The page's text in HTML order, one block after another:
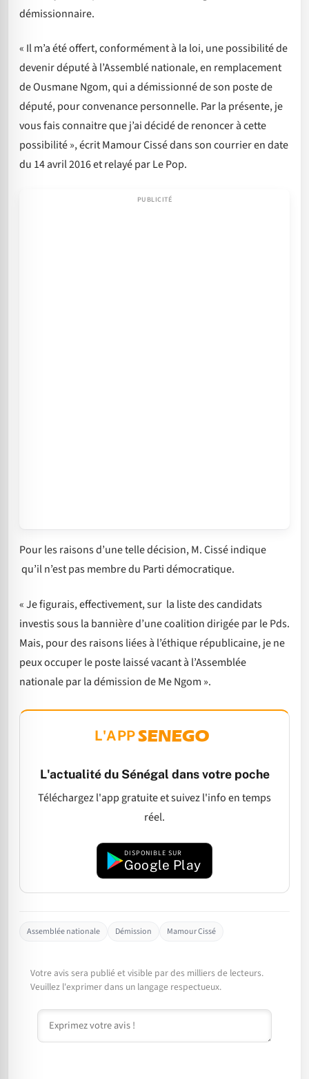
démissionnaire.
« Il m’a été offert, conformément à la loi, une possibilité de
devenir député à l’Assemblé nationale, en remplacement
de Ousmane Ngom, qui a démissionné de son poste de
député, pour convenance personnelle. Par la présente, je
vous fais connaitre que j’ai décidé de renoncer à cette
possibilité », écrit Mamour Cissé dans son courrier en date
du 14 avril 2016 et relayé par Le Pop.
Pour les raisons d’une telle décision, M. Cissé indique
qu’il n’est pas membre du Parti démocratique.
« Je figurais, effectivement, sur la liste des candidats
investis sous la bannière d’une coalition dirigée par le Pds.
Mais, pour des raisons liées à l’éthique républicaine, je ne
peux occuper le poste laissé vacant à l’Assemblée
nationale par la démission de Me Ngom ».
L'APP
L'actualité du Sénégal dans votre poche
Téléchargez l'app gratuite et suivez l'info en temps
réel.
DISPONIBLE SUR
Google Play
Assemblée nationale Démission Mamour Cissé
Votre avis sera publié et visible par des milliers de lecteurs.
Veuillez l'exprimer dans un langage respectueux.
Commentaire